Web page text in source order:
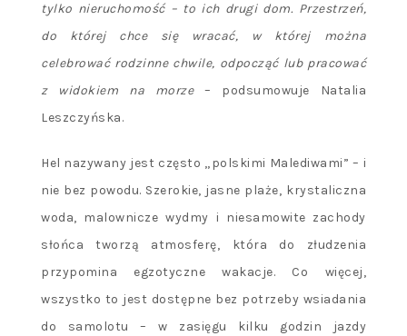
tylko nieruchomość – to ich drugi dom. Przestrzeń,
do której chce się wracać, w której można
celebrować rodzinne chwile, odpocząć lub pracować
z widokiem na morze– podsumowuje Natalia
Leszczyńska.
Hel nazywany jest często „polskimi Malediwami” – i
nie bez powodu. Szerokie, jasne plaże, krystaliczna
woda, malownicze wydmy i niesamowite zachody
słońca tworzą atmosferę, która do złudzenia
przypomina egzotyczne wakacje. Co więcej,
wszystko to jest dostępne bez potrzeby wsiadania
do samolotu – w zasięgu kilku godzin jazdy